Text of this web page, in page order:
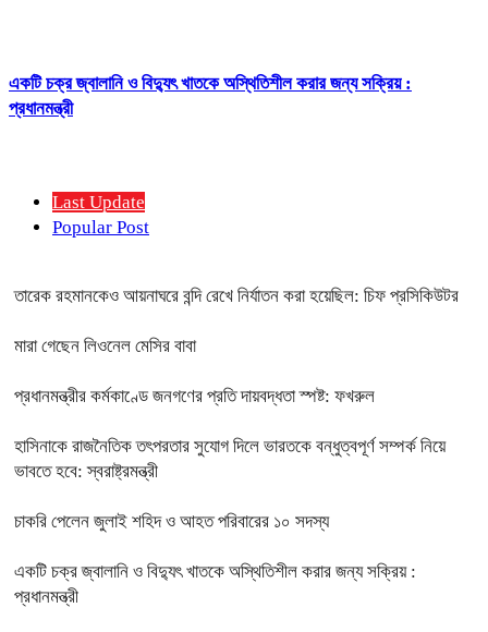
একটি চক্র জ্বালানি ও বিদ্যুৎ খাতকে অস্থিতিশীল করার জন্য সক্রিয় :
প্রধানমন্ত্রী
Last Update
Popular Post
তারেক রহমানকেও আয়নাঘরে বন্দি রেখে নির্যাতন করা হয়েছিল: চিফ প্রসিকিউটর
মারা গেছেন লিওনেল মেসির বাবা
প্রধানমন্ত্রীর কর্মকাণ্ডে জনগণের প্রতি দায়বদ্ধতা স্পষ্ট: ফখরুল
হাসিনাকে রাজনৈতিক তৎপরতার সুযোগ দিলে ভারতকে বন্ধুত্বপূর্ণ সম্পর্ক নিয়ে
ভাবতে হবে: স্বরাষ্ট্রমন্ত্রী
চাকরি পেলেন জুলাই শহিদ ও আহত পরিবারের ১০ সদস্য
একটি চক্র জ্বালানি ও বিদ্যুৎ খাতকে অস্থিতিশীল করার জন্য সক্রিয় :
প্রধানমন্ত্রী